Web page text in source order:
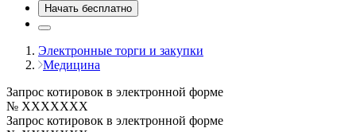
Начать бесплатно
Электронные торги и закупки
Медицина
Запрос котировок в электронной форме
№ XXXXXXX
Запрос котировок в электронной форме